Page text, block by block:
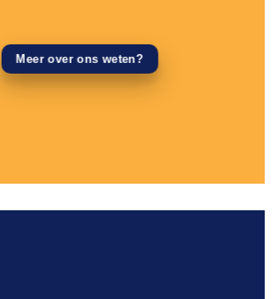
Meer over ons weten?